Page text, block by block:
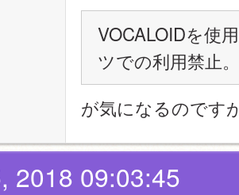
VOCALOIDを使
ツでの利用禁止。
が気になるのです
2018 09:03:45